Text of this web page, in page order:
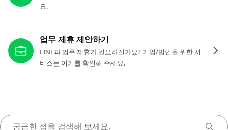
요.
업무 제휴 제안하기
LINE과 업무 제휴가 필요하신가요? 기업/법인을 위한 서
비스는 여기를 확인해 주세요.